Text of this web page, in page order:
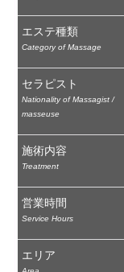
エステ種類
Category of Massage
セラピスト
Nationality of Massagist /
masseuse
施術内容
Treatment
営業時間
Service Hours
エリア